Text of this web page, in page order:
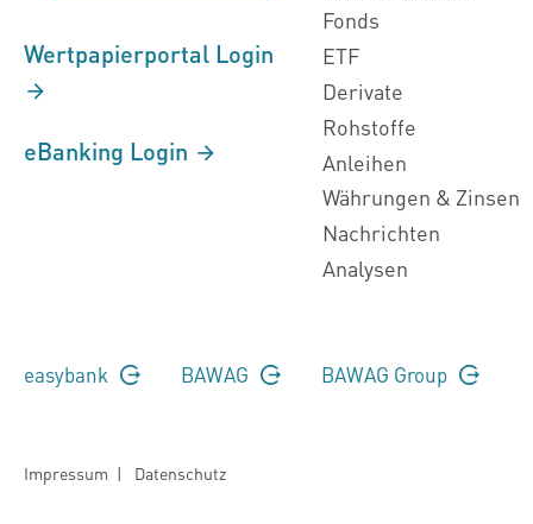
Wertpapierportal Login
eBanking Login
Fonds
ETF
Derivate
Rohstoffe
Anleihen
Währungen & Zinsen
Nachrichten
Analysen
easybank BAWAG BAWAG Group
Impressum | Datenschutz